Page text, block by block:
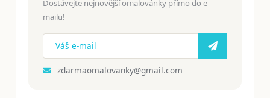
Dostávejte nejnovější omalovánky přímo do e-
mailu!
zdarmaomalovanky@gmail.com